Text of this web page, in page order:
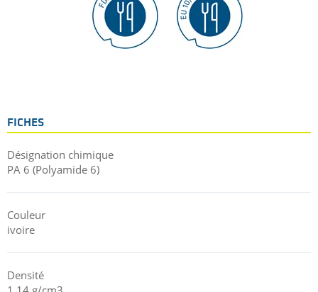
FICHES
Désignation chimique
PA 6 (Polyamide 6)
Couleur
ivoire
Densité